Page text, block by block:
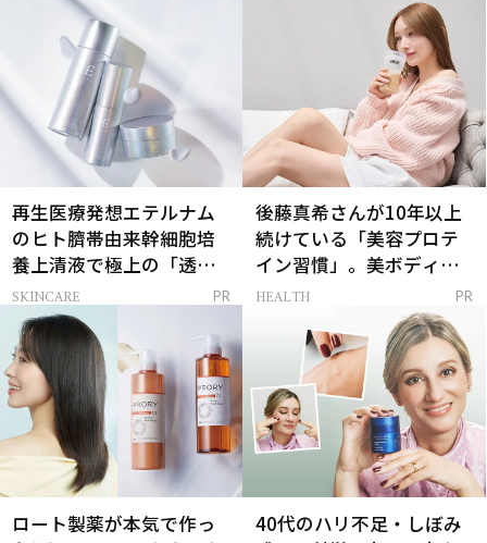
再生医療発想エテルナム
のヒト臍帯由来幹細胞培
養上清液で極上の「透明
感ハリ肌」へ
SKINCARE PR
後藤真希さんが10年以上
続けている「美容プロテ
イン習慣」。美ボディを
支える朝ルーティンと
HEALTH PR
ロート製薬が本気で作っ
40代のハリ不足・しぼみ